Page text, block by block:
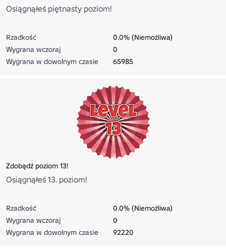
Osiągnąłeś piętnasty poziom!
Rzadkość
0.0% (Niemożliwa)
Wygrana wczoraj
0
Wygrana w dowolnym czasie
65985
Zdobądź poziom 13!
Osiągnąłeś 13. poziom!
Rzadkość
0.0% (Niemożliwa)
Wygrana wczoraj
0
Wygrana w dowolnym czasie
92220